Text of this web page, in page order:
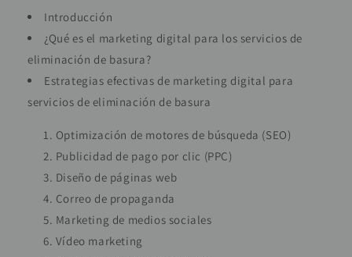
Introducción
¿Qué es el marketing digital para los servicios de
eliminación de basura?
Estrategias efectivas de marketing digital para
servicios de eliminación de basura
Optimización de motores de búsqueda (SEO)
Publicidad de pago por clic (PPC)
Diseño de páginas web
Correo de propaganda
Marketing de medios sociales
Vídeo marketing